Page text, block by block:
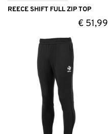
REECE SHIFT FULL ZIP TOP
€51,99